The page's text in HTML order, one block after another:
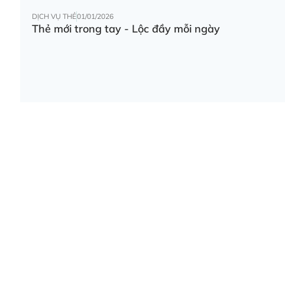
DỊCH VỤ THẺ01/01/2026
Thẻ mới trong tay - Lộc đầy mỗi ngày